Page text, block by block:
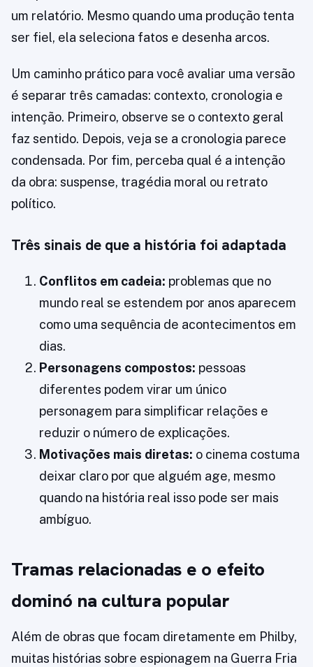
um relatório. Mesmo quando uma produção tenta
ser fiel, ela seleciona fatos e desenha arcos.
Um caminho prático para você avaliar uma versão
é separar três camadas: contexto, cronologia e
intenção. Primeiro, observe se o contexto geral
faz sentido. Depois, veja se a cronologia parece
condensada. Por fim, perceba qual é a intenção
da obra: suspense, tragédia moral ou retrato
político.
Três sinais de que a história foi adaptada
Conflitos em cadeia: problemas que no
mundo real se estendem por anos aparecem
como uma sequência de acontecimentos em
dias.
Personagens compostos: pessoas
diferentes podem virar um único
personagem para simplificar relações e
reduzir o número de explicações.
Motivações mais diretas: o cinema costuma
deixar claro por que alguém age, mesmo
quando na história real isso pode ser mais
ambíguo.
Tramas relacionadas e o efeito
dominó na cultura popular
Além de obras que focam diretamente em Philby,
muitas histórias sobre espionagem na Guerra Fria